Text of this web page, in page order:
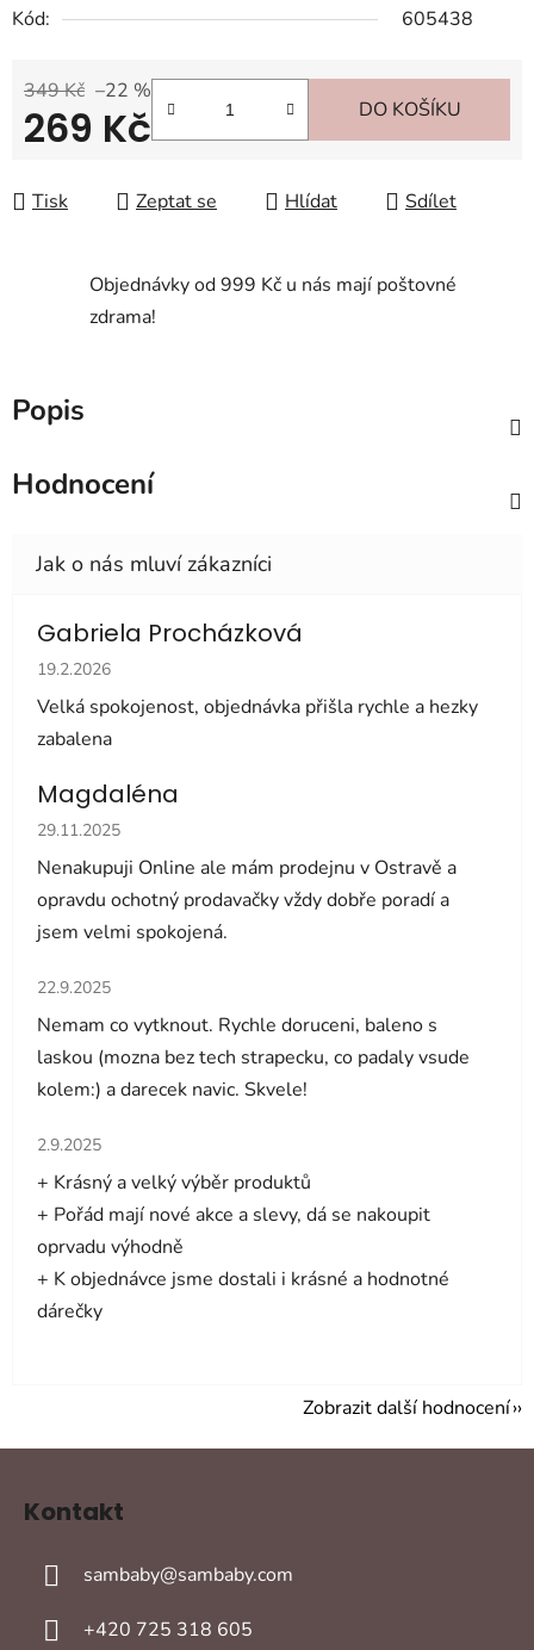
Kód:
605438
349 Kč –22 %
269 Kč DO KOŠÍKU
Tisk Zeptat se Hlídat Sdílet
Objednávky od 999 Kč u nás mají poštovné
zdrama!
Popis
Hodnocení
Gabriela Procházková
Hodnocení obchodu je 5 z 5 hvězdiček.
19.2.2026
Velká spokojenost, objednávka přišla rychle a hezky
zabalena
Magdaléna
Hodnocení obchodu je 5 z 5 hvězdiček.
29.11.2025
Nenakupuji Online ale mám prodejnu v Ostravě a
opravdu ochotný prodavačky vždy dobře poradí a
jsem velmi spokojená.
Hodnocení obchodu je 5 z 5 hvězdiček.
22.9.2025
Nemam co vytknout. Rychle doruceni, baleno s
laskou (mozna bez tech strapecku, co padaly vsude
kolem:) a darecek navic. Skvele!
Hodnocení obchodu je 5 z 5 hvězdiček.
2.9.2025
+ Krásný a velký výběr produktů
+ Pořád mají nové akce a slevy, dá se nakoupit
oprvadu výhodně
+ K objednávce jsme dostali i krásné a hodnotné
dárečky
Zobrazit další hodnocení
Kontakt
sambaby@sambaby.com
+420 725 318 605